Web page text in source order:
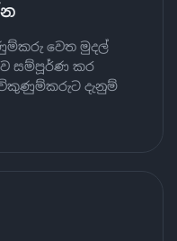
වෙත මුදල්
සම්පූර්ණ කර
විකුණුම්කරුට දැනුම්